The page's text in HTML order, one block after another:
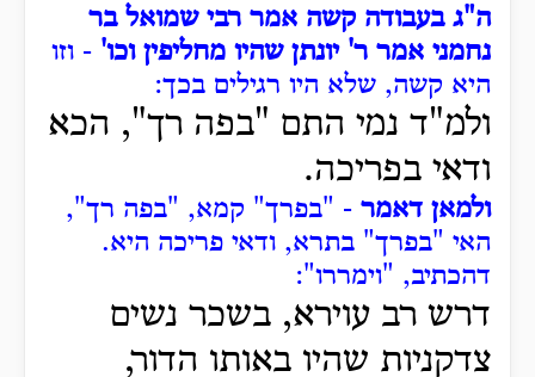
ה"ג בעבודה קשה אמר רבי שמואל בר
נחמני אמר ר' יונתן שהיו מחליפין וכו' - וזו
היא קשה, שלא היו רגילים בכך:
ולמ"ד נמי התם "בפה רך", הכא
ודאי בפריכה.
ולמאן דאמר - "בפרך" קמא, "בפה רך",
האי "בפרך" בתרא, ודאי פריכה היא.
דהכתיב, "וימררו":
דרש רב עוירא, בשכר נשים
צדקניות שהיו באותו הדור,